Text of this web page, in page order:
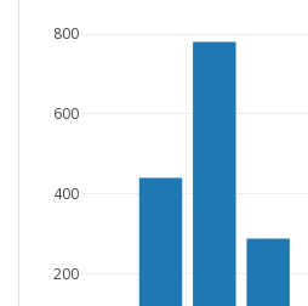
200
400
600
800